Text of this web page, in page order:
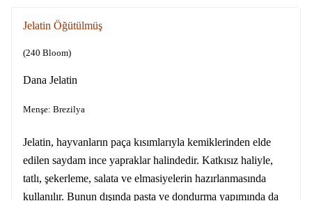
Jelatin Öğütülmüş
(240 Bloom)
Dana Jelatin
Menşe: Brezilya
Jelatin, hayvanların paça kısımlarıyla kemiklerinden elde
edilen saydam ince yapraklar halindedir. Katkısız haliyle,
tatlı, şekerleme, salata ve elmasiyelerin hazırlanmasında
kullanılır. Bunun dışında pasta ve dondurma yapımında da